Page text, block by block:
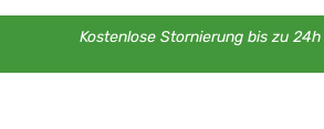
Kostenlose Stornierung bis zu